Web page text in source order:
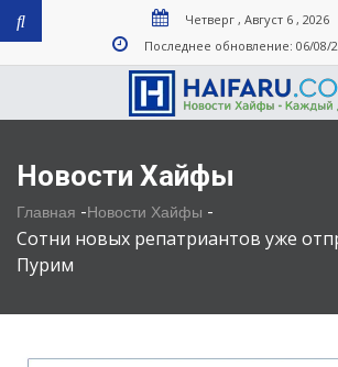
Четверг , Август 6 , 2026
Последнее обновление: 06/08/
Новости Хайфы
Главная -Новости Хайфы -
Сотни новых репатриантов уже
Пурим